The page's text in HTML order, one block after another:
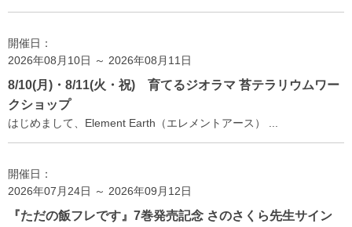
開催日：
2026年08月10日 ～ 2026年08月11日
8/10(月)・8/11(火・祝) 育てるジオラマ 苔テラリウムワー
クショップ
はじめまして、Element Earth（エレメントアース） ...
開催日：
2026年07月24日 ～ 2026年09月12日
『ただの飯フレです』7巻発売記念 さのさくら先生サイン